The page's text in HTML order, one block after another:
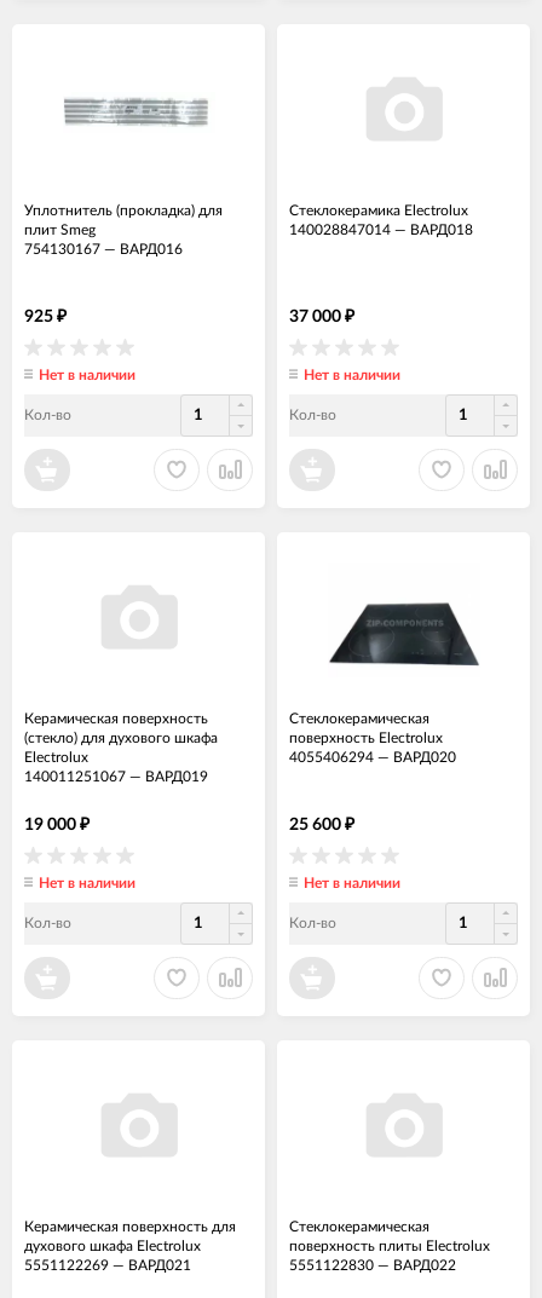
Уплотнитель (прокладка) для
плит Smeg
754130167 — ВАРД016
925 ₽
Нет в наличии
Кол-во
Стеклокерамика Electrolux
140028847014 — ВАРД018
37 000 ₽
Нет в наличии
Кол-во
Керамическая поверхность
(стекло) для духового шкафа
Electrolux
140011251067 — ВАРД019
19 000 ₽
Нет в наличии
Кол-во
Стеклокерамическая
поверхность Electrolux
4055406294 — ВАРД020
25 600 ₽
Нет в наличии
Кол-во
Керамическая поверхность для
духового шкафа Electrolux
5551122269 — ВАРД021
Стеклокерамическая
поверхность плиты Electrolux
5551122830 — ВАРД022